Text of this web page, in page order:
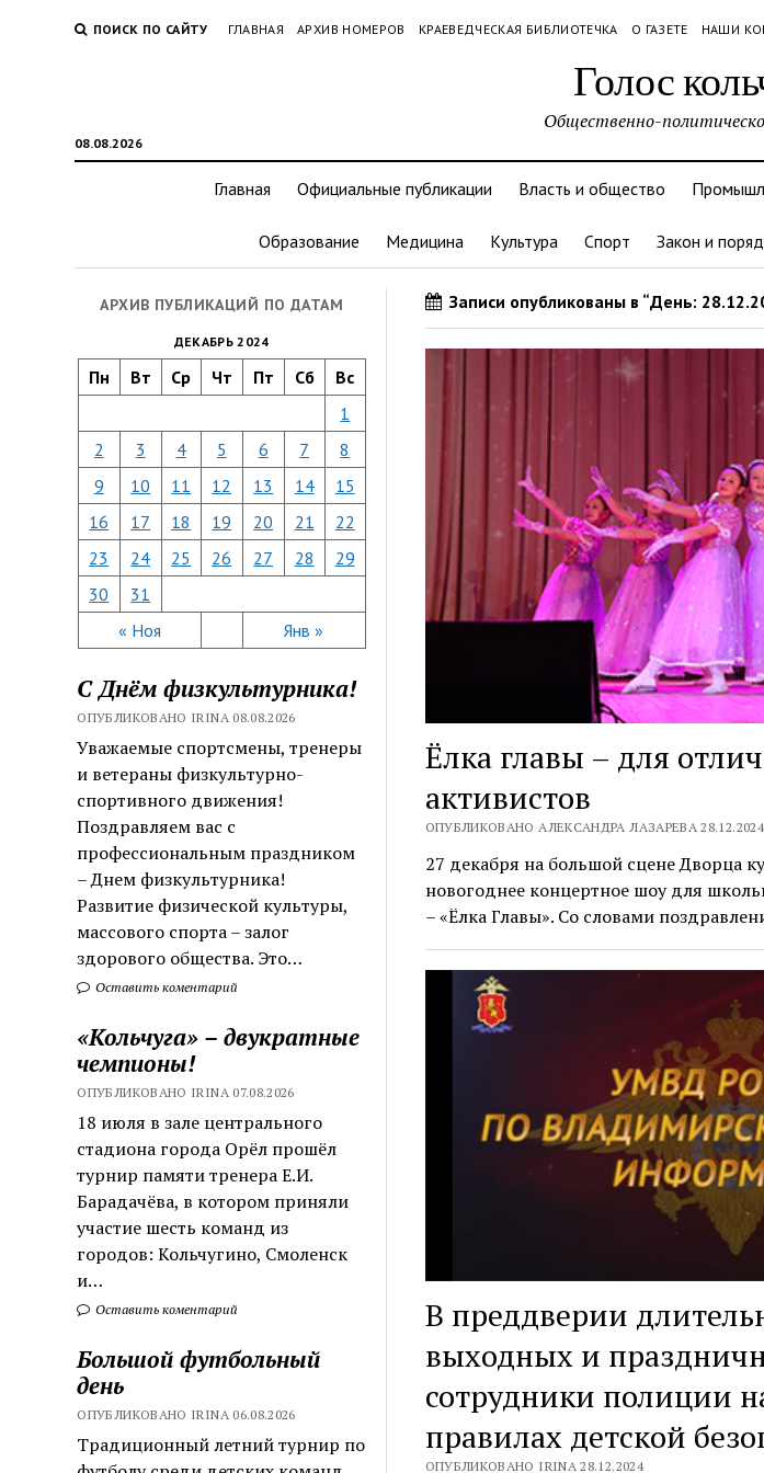
ПОИСК ПО САЙТУ ГЛАВНАЯ АРХИВ НОМЕРОВ КРАЕВЕДЧЕСКАЯ БИБЛИОТЕЧКА О ГАЗЕТЕ НАШИ
Голос
08.08.2026
Общественно-
Главная Официальные публикации Власть и общество
Образование Медицина Культура Спорт Закон и
АРХИВ ПУБЛИКАЦИЙ ПО ДАТАМ
ДЕКАБРЬ 2024
Пн Вт Ср Чт Пт Сб Вс
« Ноя Янв »
1
2
3 4 5 6 7
8
9
10 11 12 13 14
15
16
17 18 19 20 21
22
23
24 25 26 27 28
29
30
31
С Днём физкультурника!
ОПУБЛИКОВАНО IRINA 08.08.2026
Уважаемые спортсмены, тренеры
и ветераны физкультурно-
спортивного движения!
Поздравляем вас с
профессиональным праздником
– Днем физкультурника!
Развитие физической культуры,
массового спорта – залог
здорового общества. Это…
Оставить коментарий
«Кольчуга» – двукратные
чемпионы!
ОПУБЛИКОВАНО IRINA 07.08.2026
18 июля в зале центрального
стадиона города Орёл прошёл
турнир памяти тренера Е.И.
Барадачёва, в котором приняли
участие шесть команд из
городов: Кольчугино, Смоленск
и…
Оставить коментарий
Большой футбольный
день
ОПУБЛИКОВАНО IRINA 06.08.2026
Традиционный летний турнир по
Записи опубликованы в “День:
Ёлка главы – для
активистов
ОПУБЛИКОВАНО АЛЕКСАНДРА ЛАЗАРЕВА 28.12.2024
27 декабря на большой сцене Дворца
новогоднее концертное шоу для
– «Ёлка Главы». Со словами
В преддверии
выходных и
сотрудники полиции
правилах детской
ОПУБЛИКОВАНО IRINA 28.12.2024